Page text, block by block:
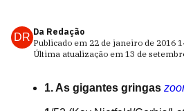
DR Da Redação
Publicado em 22 de janeiro de 2016
Última atualização em 13 de
1. As gigantes gringas